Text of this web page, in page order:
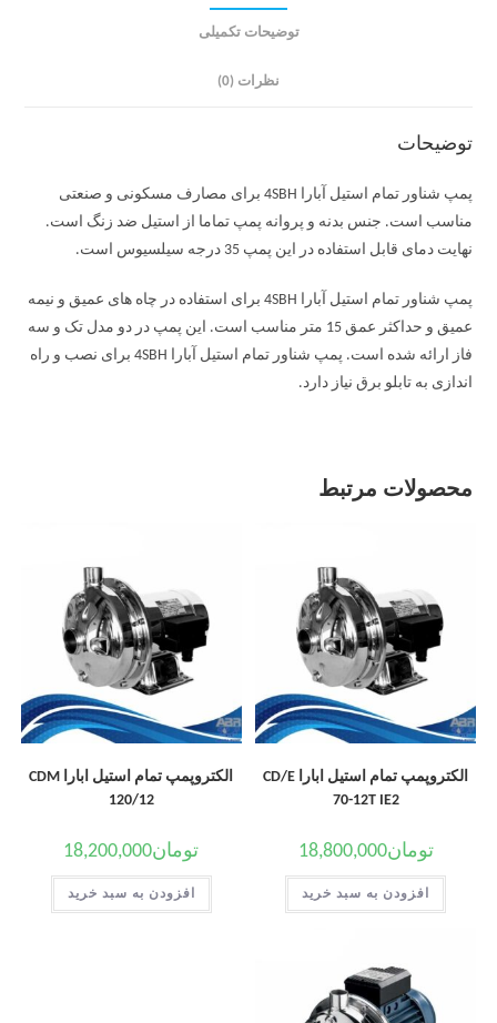
توضیحات تکمیلی
نظرات (0)
توضیحات
پمپ شناور تمام استیل آبارا 4SBH برای مصارف مسکونی و صنعتی
مناسب است. جنس بدنه و پروانه پمپ تماما از استیل ضد زنگ است.
نهایت دمای قابل استفاده در این پمپ 35 درجه سیلسیوس است.
پمپ شناور تمام استیل آبارا 4SBH برای استفاده در چاه های عمیق و نیمه
عمیق و حداکثر عمق 15 متر مناسب است. این پمپ در دو مدل تک و سه
فاز ارائه شده است. پمپ شناور تمام استیل آبارا 4SBH برای نصب و راه
اندازی به تابلو برق نیاز دارد.
محصولات مرتبط
الکتروپمپ تمام استیل ابارا CD/E
70-12T IE2
تومان18,800,000
افزودن به سبد خرید
الکتروپمپ تمام استیل ابارا CDM
120/12
تومان18,200,000
افزودن به سبد خرید